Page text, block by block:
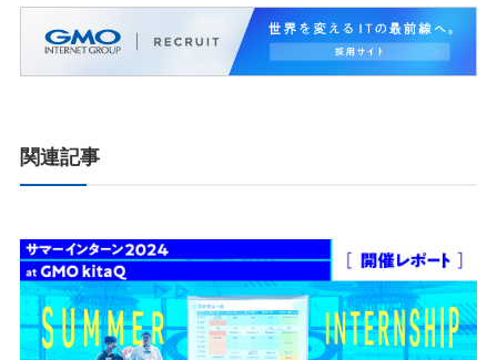
関連記事